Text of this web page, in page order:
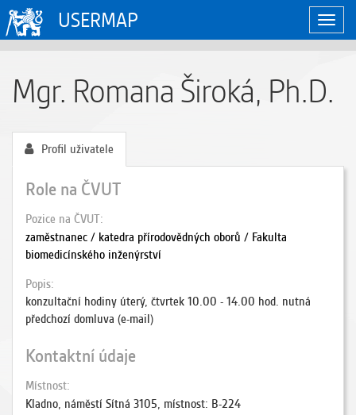
USERMAP
Mgr. Romana Široká, Ph.D.
Profil uživatele
Role na ČVUT
Pozice na ČVUT
zaměstnanec / katedra přírodovědných oborů / Fakulta
biomedicínského inženýrství
Popis
konzultační hodiny úterý, čtvrtek 10.00 - 14.00 hod. nutná
předchozí domluva (e-mail)
Kontaktní údaje
Místnost
Kladno, náměstí Sítná 3105, místnost: B-224